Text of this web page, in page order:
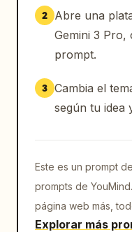
2
Abre una
Gemini 3 Pro,
prompt.
3 Cambia el
según tu idea
Este es un prompt
prompts de
página web más,
Explorar más